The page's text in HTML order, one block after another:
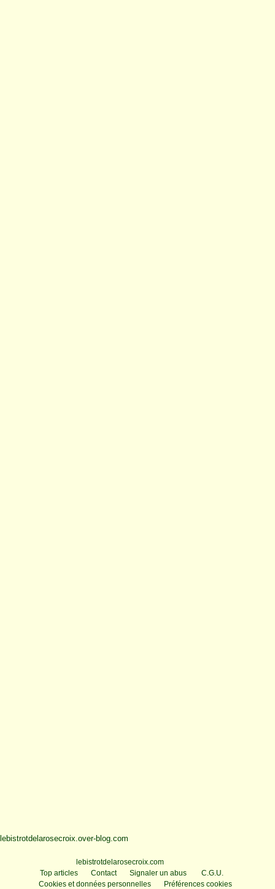
lebistrotdelarosecroix.over-blog.com
lebistrotdelarosecroix.com
Top articles
Contact Signaler un abus
C.G.U.
Cookies et données personnelles
Préférences cookies